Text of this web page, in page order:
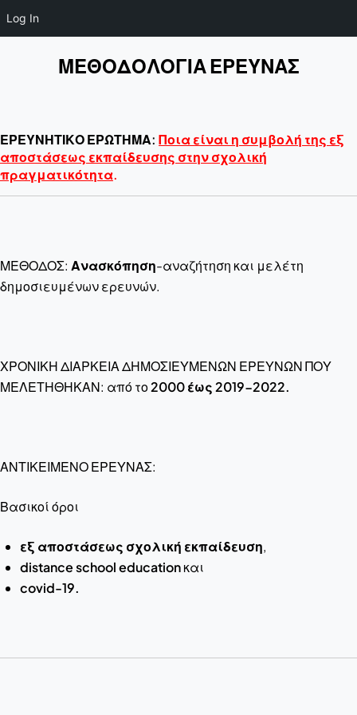
Log In
ΜΕΘΟΔΟΛΟΓΙΑ ΕΡΕΥΝΑΣ
ΕΡΕΥΝΗΤΙΚΟ ΕΡΩΤΗΜΑ: Ποια είναι η συμβολή της εξ
αποστάσεως εκπαίδευσης στην σχολική
πραγματικότητα.
ΜΕΘΟΔΟΣ: Ανασκόπηση-αναζήτηση και μελέτη
δημοσιευμένων ερευνών.
ΧΡΟΝΙΚΗ ΔΙΑΡΚΕΙΑ ΔΗΜΟΣΙΕΥΜΕΝΩΝ ΕΡΕΥΝΩΝ ΠΟΥ
ΜΕΛΕΤΗΘΗΚΑΝ: από το2000 έως 2019-2022.
ΑΝΤΙΚΕΙΜΕΝΟ ΕΡΕΥΝΑΣ:
Βασικοί όροι
εξ αποστάσεως σχολική εκπαίδευση,
distance school educationκαι
covid-19.